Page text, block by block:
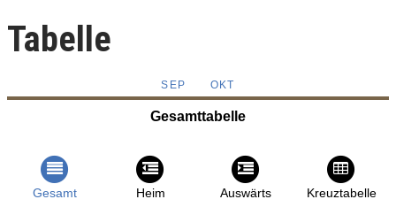
Tabelle
SEP OKT
Gesamttabelle
Gesamt Heim Auswärts Kreuztabelle